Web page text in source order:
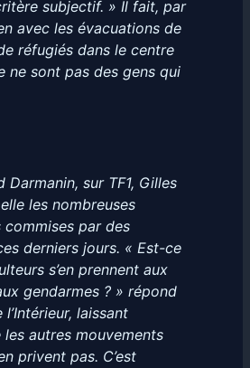
subjectif. » Il fait, par
avec les évacuations de
réfugiés dans le centre
ne sont pas des gens qui
Darmanin, sur TF1, Gilles
les nombreuses
par des
derniers jours. « Est-ce
s’en prennent aux
gendarmes ? » répond
laissant
autres mouvements
privent pas. C’est